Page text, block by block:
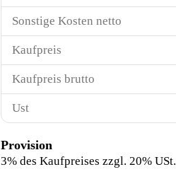
Sonstige Kosten netto
Kaufpreis
Kaufpreis brutto
Ust
Provision
3% des Kaufpreises zzgl. 20% USt.